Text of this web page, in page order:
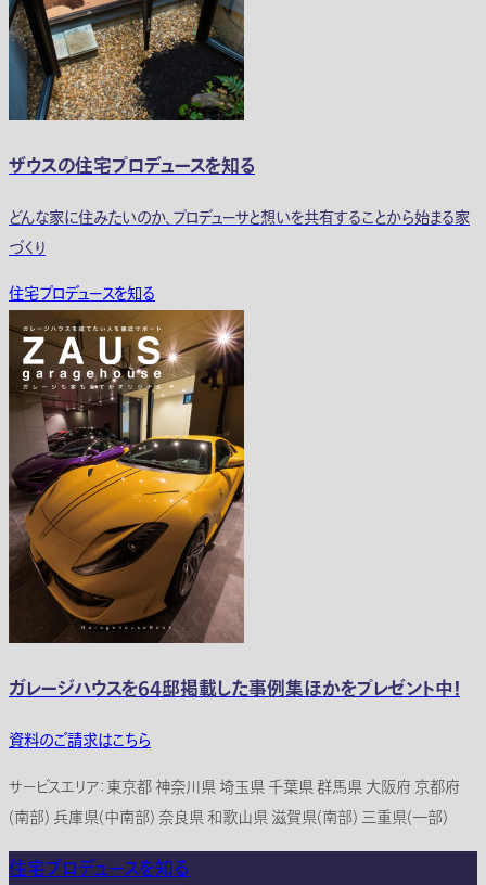
ザウスの住宅プロデュースを知る
どんな家に住みたいのか、プロデューサと想いを共有することから始まる家
づくり
住宅プロデュースを知る
ガレージハウスを64邸掲載した事例集ほかをプレゼント中！
資料のご請求はこちら
サービスエリア：東京都 神奈川県 埼玉県 千葉県 群馬県 大阪府 京都府
(南部) 兵庫県(中南部) 奈良県 和歌山県 滋賀県(南部) 三重県(一部)
住宅プロデュースを知る